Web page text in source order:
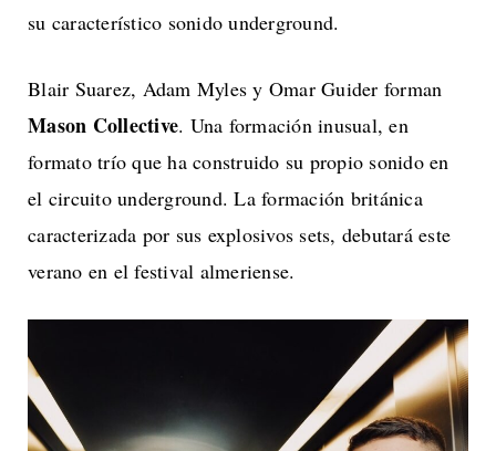
su característico sonido underground.
Blair Suarez, Adam Myles y Omar Guider forman
Mason Collective. Una formación inusual, en
formato trío que ha construido su propio sonido en
el circuito underground. La formación británica
caracterizada por sus explosivos sets, debutará este
verano en el festival almeriense.